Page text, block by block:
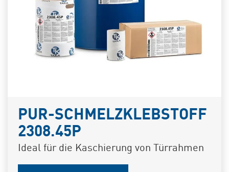
PUR-SCHMELZKLEBSTOFF
2308.45P
Ideal für die Kaschierung von Türrahmen